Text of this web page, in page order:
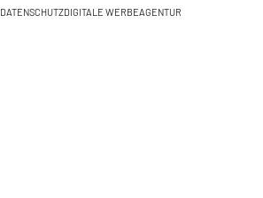
DATENSCHUTZDIGITALE WERBEAGENTUR